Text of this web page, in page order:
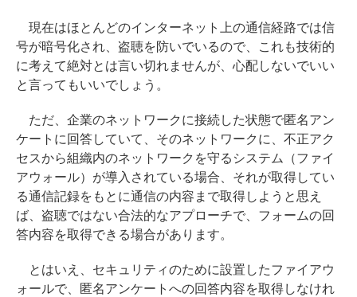
現在はほとんどのインターネット上の通信経路では信
号が暗号化され、盗聴を防いでいるので、これも技術的
に考えて絶対とは言い切れませんが、心配しないでいい
と言ってもいいでしょう。
ただ、企業のネットワークに接続した状態で匿名アン
ケートに回答していて、そのネットワークに、不正アク
セスから組織内のネットワークを守るシステム（ファイ
アウォール）が導入されている場合、それが取得してい
る通信記録をもとに通信の内容まで取得しようと思え
ば、盗聴ではない合法的なアプローチで、フォームの回
答内容を取得できる場合があります。
とはいえ、セキュリティのために設置したファイアウ
ォールで、匿名アンケートへの回答内容を取得しなけれ